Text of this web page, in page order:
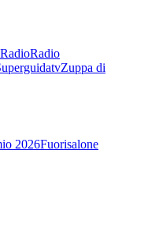
Radio
Zuppa di
2026Fuorisalone